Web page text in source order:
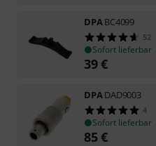
DPABC4099
52
Sofort lieferbar
39€
DPADAD9003
4
Sofort lieferbar
85€